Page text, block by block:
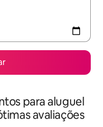
para aluguel
avaliações